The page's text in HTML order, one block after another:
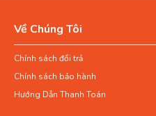
Về Chúng Tôi
Chính sách đổi trả
Chính sách bảo hành
Hướng Dẫn Thanh Toán